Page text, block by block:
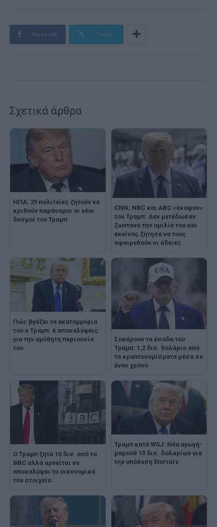
Facebook Twitter
Σχετικά άρθρα
ΗΠΑ: 25 πολιτείες ζητούν να
κριθούν παράνομοι οι νέοι
δασμοί του Τραμπ
CNN, NBC και ABC «έκοψαν»
τον Τραμπ: Δεν μετέδωσαν
ζωντανά την ομιλία του και
εκείνος ζήτησε να τους
αφαιρεθούν οι άδειες
Πώς βγάζει τα εκατομμύρια
του ο Τραμπ: 6 αποκαλύψεις
για την αμύθητη περιουσία
του
Σοκάρουν τα έσοδα του
Τραμπ: 1,2 δισ. δολάρια από
τα κρυπτονομίσματα μέσα σε
έναν χρόνο
Ο Τραμπ ζητά 10 δισ. από το
BBC αλλά αρνείται να
αποκαλύψει τα οικονομικά
του στοιχεία
Τραμπ κατά WSJ: Νέα αγωγή-
μαμούθ 10 δισ. δολαρίων για
την υπόθεση Έπσταϊν